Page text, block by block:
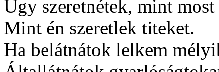
Ugy szeretnétek, mint most
Mint én szeretlek titeket.
Ha belátnátok lelkem